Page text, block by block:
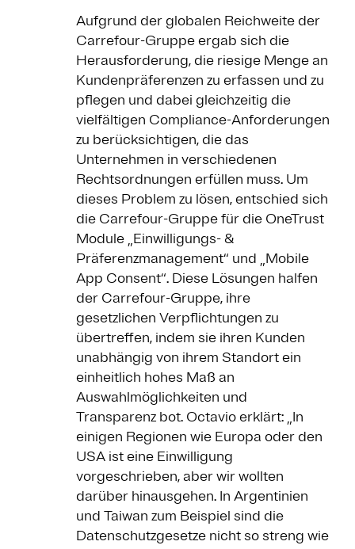
Aufgrund der globalen Reichweite der
Carrefour-Gruppe ergab sich die
Herausforderung, die riesige Menge an
Kundenpräferenzen zu erfassen und zu
pflegen und dabei gleichzeitig die
vielfältigen Compliance-Anforderungen
zu berücksichtigen, die das
Unternehmen in verschiedenen
Rechtsordnungen erfüllen muss. Um
dieses Problem zu lösen, entschied sich
die Carrefour-Gruppe für die OneTrust
Module „Einwilligungs- &
Präferenzmanagement“ und „Mobile
App Consent“. Diese Lösungen halfen
der Carrefour-Gruppe, ihre
gesetzlichen Verpflichtungen zu
übertreffen, indem sie ihren Kunden
unabhängig von ihrem Standort ein
einheitlich hohes Maß an
Auswahlmöglichkeiten und
Transparenz bot. Octavio erklärt: „In
einigen Regionen wie Europa oder den
USA ist eine Einwilligung
vorgeschrieben, aber wir wollten
darüber hinausgehen. In Argentinien
und Taiwan zum Beispiel sind die
Datenschutzgesetze nicht so streng wie